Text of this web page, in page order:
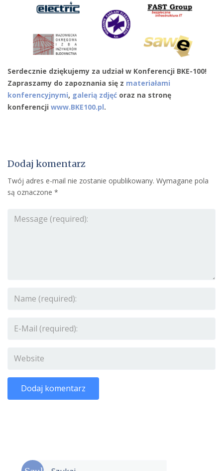
Serdecznie dziękujemy za udział w Konferencji BKE-100!
Zapraszamy do zapoznania się z materiałami
konferencyjnymi, galerią zdjęć oraz na stronę
konferencji www.BKE100.pl.
Dodaj komentarz
Twój adres e-mail nie zostanie opublikowany. Wymagane pola
są oznaczone *
Szukaj: